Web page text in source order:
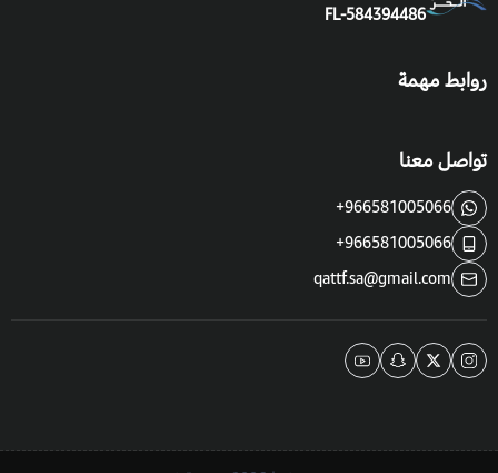
FL-584394486
روابط مهمة
تواصل معنا
+966581005066
+966581005066
qattf.sa@gmail.com